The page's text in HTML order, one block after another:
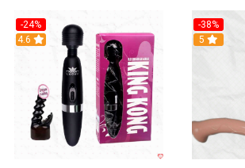
-24%
4.6
-38%
Hot
5